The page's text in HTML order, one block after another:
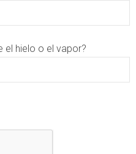
el hielo o el vapor?